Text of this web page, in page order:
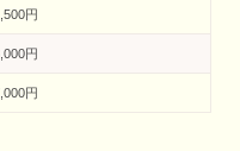
円
円
円